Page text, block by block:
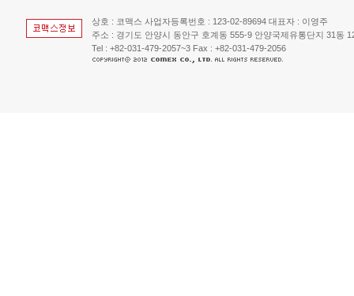
상호 : 코맥스 사업자등록번호 : 123-02-89694 대표자 : 이영주
주소 : 경기도 안양시 동안구 호계동 555-9 안양국제유통단지 31동
Tel : +82-031-479-2057~3 Fax : +82-031-479-2056